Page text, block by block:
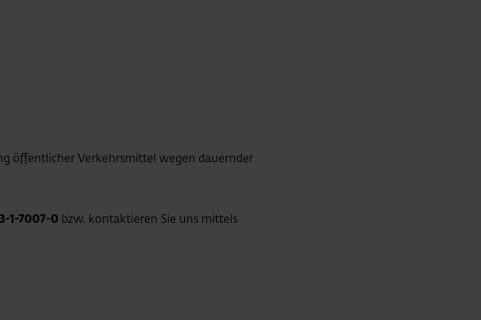
öffentlicher Verkehrsmittel wegen dauernder
1-7007-0 bzw. kontaktieren Sie uns mittels